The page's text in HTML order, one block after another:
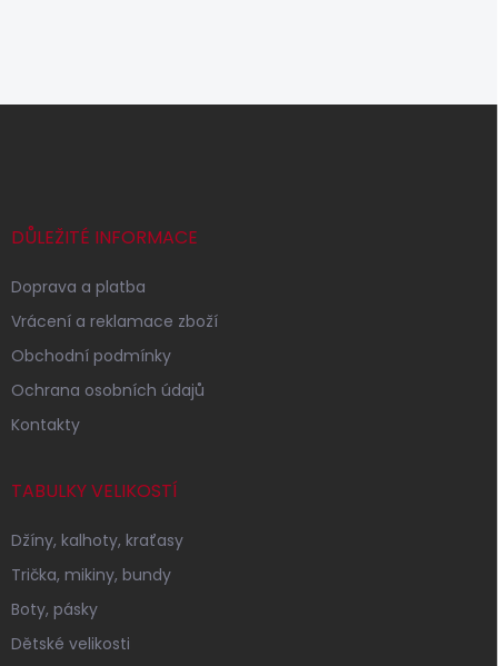
Z
DŮLEŽITÉ INFORMACE
Doprava a platba
Vrácení a reklamace zboží
Obchodní podmínky
Ochrana osobních údajů
Kontakty
TABULKY VELIKOSTÍ
Džíny, kalhoty, kraťasy
Trička, mikiny, bundy
Boty, pásky
Dětské velikosti